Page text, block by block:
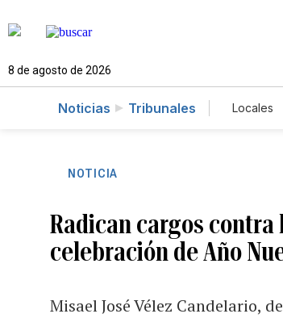
8 de agosto de 2026
Noticias Tribunales Locales
NOTICIA
Radican cargos
celebración de Año
Misael José Vélez Candelario,